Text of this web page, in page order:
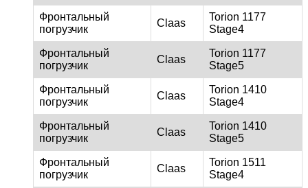
Фронтальный
погрузчик
Claas
Torion 1177
Stage4
Фронтальный
погрузчик
Claas
Torion 1177
Stage5
Фронтальный
погрузчик
Claas
Torion 1410
Stage4
Фронтальный
погрузчик
Claas
Torion 1410
Stage5
Фронтальный
погрузчик
Claas
Torion 1511
Stage4